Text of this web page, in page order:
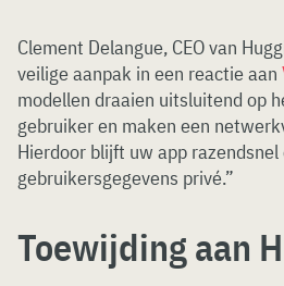
Clement Delangue, CEO van
veilige aanpak in een reactie aan
modellen draaien uitsluitend op
gebruiker en maken een
Hierdoor blijft uw app razendsnel
gebruikersgegevens privé.”
Toewijding aan